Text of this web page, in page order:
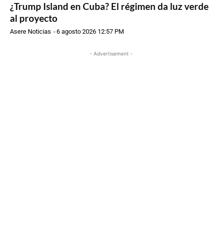
¿Trump Island en Cuba? El régimen da luz verde
al proyecto
Asere Noticias -6 agosto 2026 12:57 PM
- Advertisement -